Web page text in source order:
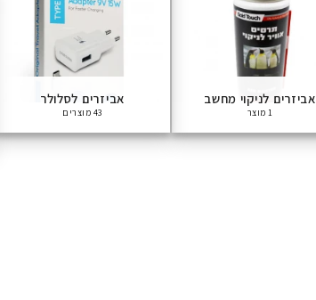
אביזרים לניקוי מחשב
1 מוצר
אביזרים לסלולר
43 מוצרים